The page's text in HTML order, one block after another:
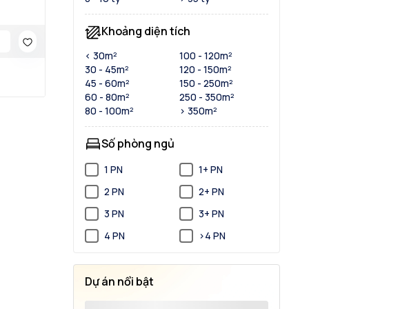
Khoảng diện tích
< 30m²
30 - 45m²
45 - 60m²
60 - 80m²
80 - 100m²
100 - 120m²
120 - 150m²
150 - 250m²
250 - 350m²
> 350m²
Số phòng ngủ
1 PN
1+ PN
2 PN
2+ PN
3 PN
3+ PN
4 PN
>4 PN
Dự án nổi bật